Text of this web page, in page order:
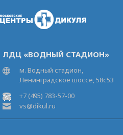
ЛДЦ «ВОДНЫЙ СТАДИОН»
м. Водный стадион,
Ленинградское шоссе, 58с53
+7 (495) 783-57-00
vs@dikul.ru